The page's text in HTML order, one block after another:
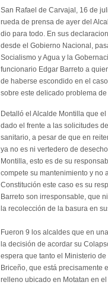
San Rafael de Carvajal, 16 de
rueda de prensa de ayer del
dio para todo. En sus
desde el Gobierno Nacional,
Socialismo y Agua y la
funcionario Edgar Barreto a
de haberse escondido en el
sobre este delicado problema de
Detalló el Alcalde Montilla que
dado el frente a las solicitudes
sanitario, a pesar de que en
ya no es ni vertedero de
Montilla, esto es de su
compete su mantenimiento y no
Constitución este caso es su
Barreto son irresponsable, que
la recolección de la basura en
Fueron 9 los alcaldes que en
la decisión de acordar su
espera que tanto el Ministerio
Briceño, que está precisamente
relleno ubicado en Motatan en el